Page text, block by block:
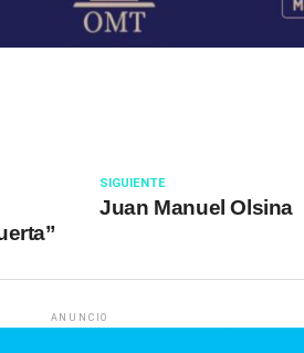
SIGUIENTE
Juan Manuel Olsina
ANUNCIO